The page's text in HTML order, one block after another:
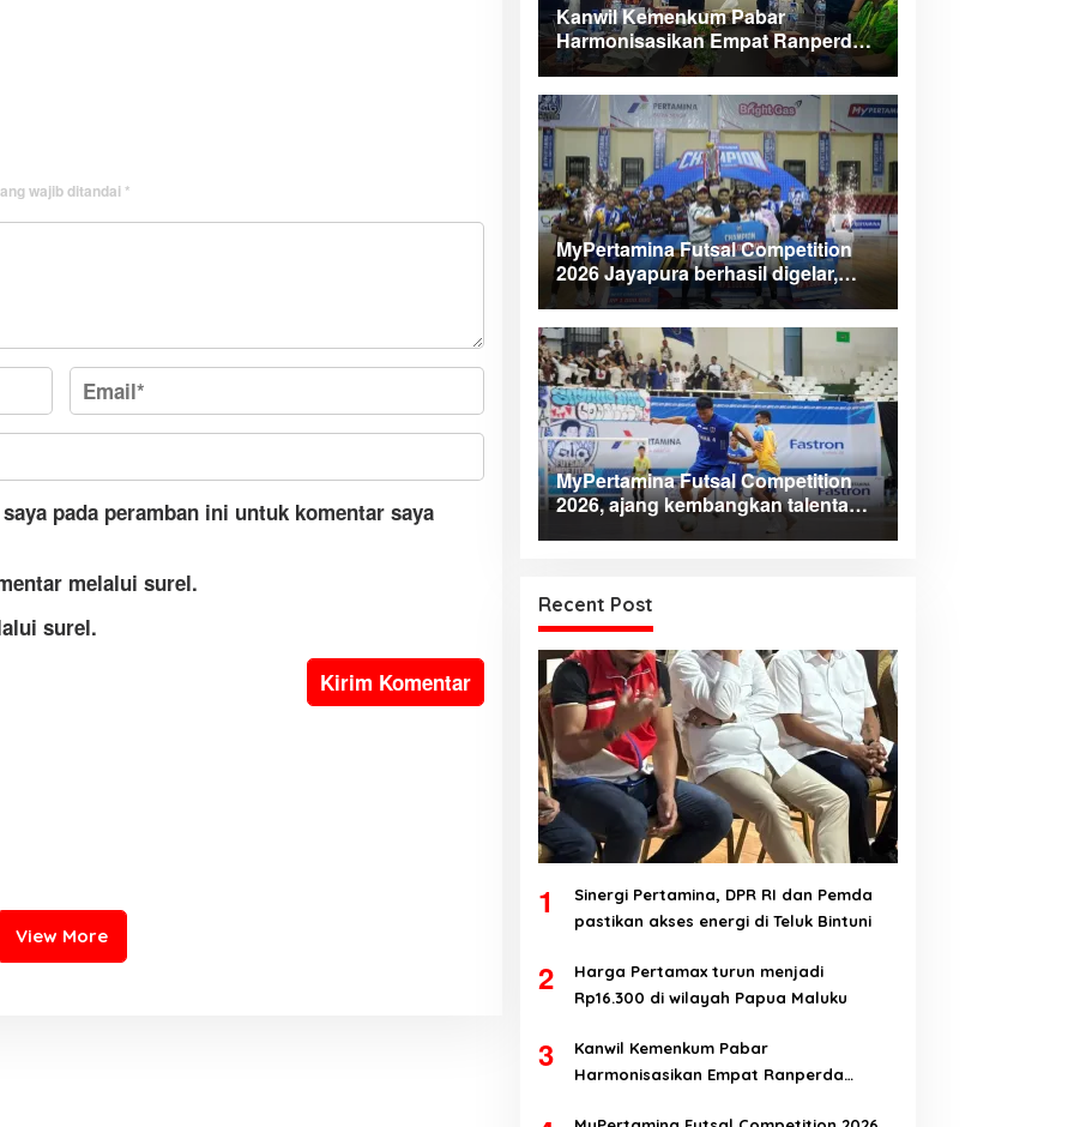
wajib ditandai*
pada peramban ini untuk komentar saya
melalui surel.
surel.
View More
Kanwil Kemenkum Pabar
Harmonisasikan Empat Ranperda
Kabupaten Teluk Wondama
MyPertamina Futsal Competition
2026 Jayapura berhasil digelar,
dorong talenta muda berprestasi
MyPertamina Futsal Competition
2026, ajang kembangkan talenta
muda dan berdayakan UMKM lokal
Recent Post
1
Sinergi Pertamina, DPR RI dan Pemda
pastikan akses energi di Teluk Bintuni
2
Harga Pertamax turun menjadi
Rp16.300 di wilayah Papua Maluku
3
Kanwil Kemenkum Pabar
Harmonisasikan Empat Ranperda